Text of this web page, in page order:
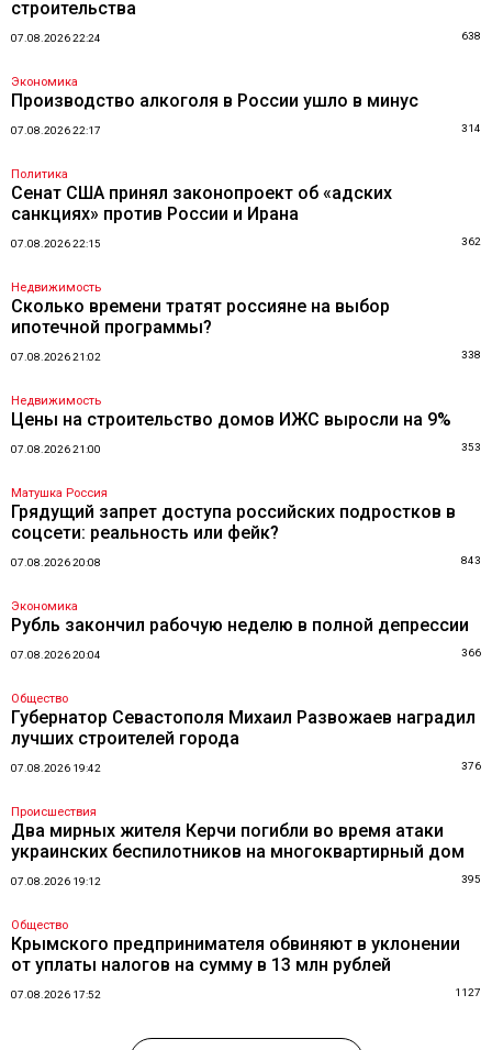
строительства
07.08.2026 22:24 638
Экономика
Производство алкоголя в России ушло в минус
07.08.2026 22:17 314
Политика
Сенат США принял законопроект об «адских
санкциях» против России и Ирана
07.08.2026 22:15 362
Недвижимость
Сколько времени тратят россияне на выбор
ипотечной программы?
07.08.2026 21:02 338
Недвижимость
Цены на строительство домов ИЖС выросли на 9%
07.08.2026 21:00 353
Матушка Россия
Грядущий запрет доступа российских подростков в
соцсети: реальность или фейк?
07.08.2026 20:08 843
Экономика
Рубль закончил рабочую неделю в полной депрессии
07.08.2026 20:04 366
Общество
Губернатор Севастополя Михаил Развожаев наградил
лучших строителей города
07.08.2026 19:42 376
Происшествия
Два мирных жителя Керчи погибли во время атаки
украинских беспилотников на многоквартирный дом
07.08.2026 19:12 395
Общество
Крымского предпринимателя обвиняют в уклонении
от уплаты налогов на сумму в 13 млн рублей
07.08.2026 17:52 1127